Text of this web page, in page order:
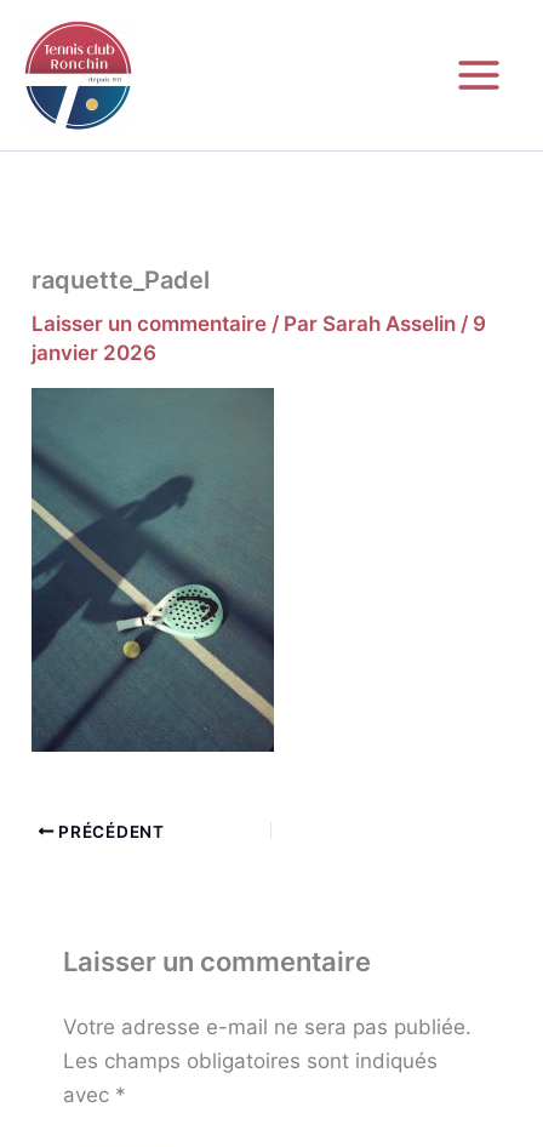
contenu
raquette_Padel
Laisser un commentaire / Par Sarah Asselin / 9
janvier 2026
PRÉCÉDENT
Laisser un commentaire
Votre adresse e-mail ne sera pas publiée.
Les champs obligatoires sont indiqués
avec *